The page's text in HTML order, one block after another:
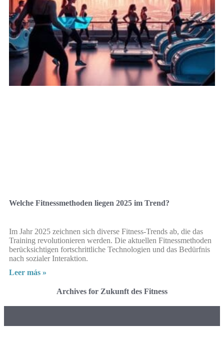
Welche Fitnessmethoden liegen 2025 im Trend?
Im Jahr 2025 zeichnen sich diverse Fitness-Trends ab, die das
Training revolutionieren werden. Die aktuellen Fitnessmethoden
berücksichtigen fortschrittliche Technologien und das Bedürfnis
nach sozialer Interaktion.
Leer más »
Archives for Zukunft des Fitness